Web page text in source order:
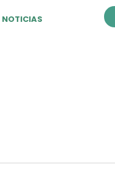
NOTICIAS